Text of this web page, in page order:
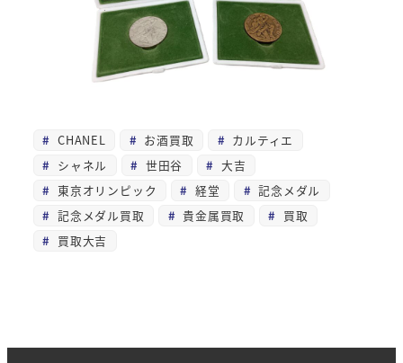
CHANEL お酒買取
カルティエ
シャネル
世田谷
大吉
東京オリンピック
経堂
記念メダル
記念メダル買取
貴金属買取
買取
買取大吉